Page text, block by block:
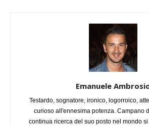
Emanuele
Testardo, sognatore, ironico, logorroico,
curioso all'ennesima potenza. Campano
continua ricerca del suo posto nel mondo